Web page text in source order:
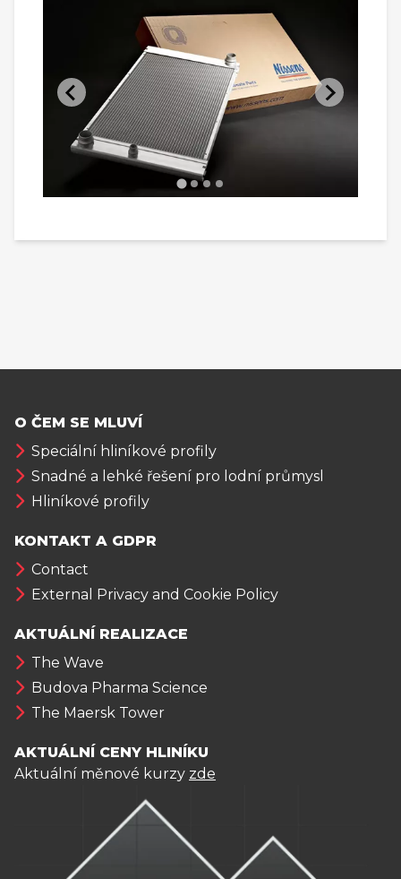
O ČEM SE MLUVÍ
Speciální hliníkové profily
Snadné a lehké řešení pro lodní průmysl
Hliníkové profily
KONTAKT A GDPR
Contact
External Privacy and Cookie Policy
AKTUÁLNÍ REALIZACE
The Wave
Budova Pharma Science
The Maersk Tower
AKTUÁLNÍ CENY HLINÍKU
Aktuální měnové kurzy zde